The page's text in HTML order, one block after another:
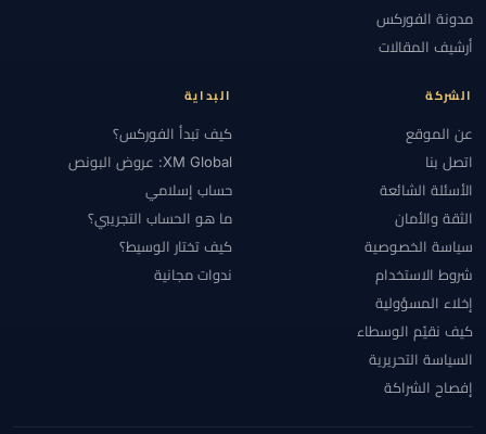
مدونة الفوركس
أرشيف المقالات
الشركة
عن الموقع
اتصل بنا
الأسئلة الشائعة
الثقة والأمان
سياسة الخصوصية
شروط الاستخدام
إخلاء المسؤولية
كيف نقيّم الوسطاء
السياسة التحريرية
إفصاح الشراكة
البداية
كيف تبدأ الفوركس؟
XM Global: عروض البونص
حساب إسلامي
ما هو الحساب التجريبي؟
كيف تختار الوسيط؟
ندوات مجانية